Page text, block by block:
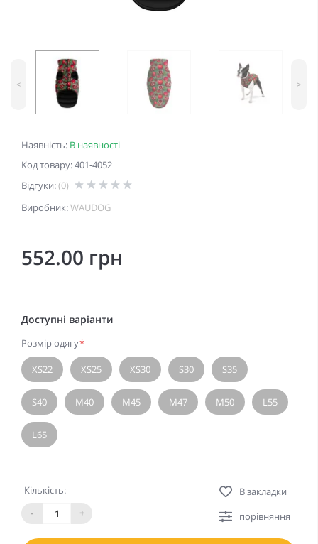
Наявність: В наявності
Код товару: 401-4052
Відгуки:(0)
Виробник:WAUDOG
< >
552.00 грн
Доступні варіанти
Розмір одягу*
XS22 XS25 XS30 S30 S35
S40 M40 M45 M47 M50 L55
L65
Кількість:
-
+
В закладки
порівняння